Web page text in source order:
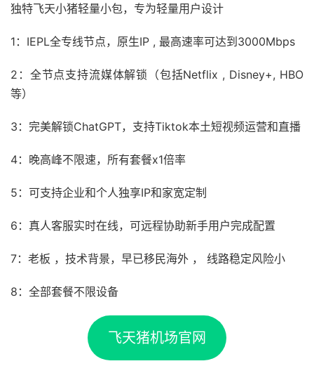
独特飞天小猪轻量小包，专为轻量用户设计
1：IEPL全专线节点，原生IP , 最高速率可达到3000Mbps
2：全节点支持流媒体解锁（包括Netflix , Disney+, HBO
等）
3：完美解锁ChatGPT，支持Tiktok本土短视频运营和直播
4：晚高峰不限速，所有套餐x1倍率
5：可支持企业和个人独享IP和家宽定制
6：真人客服实时在线，可远程协助新手用户完成配置
7：老板 ，技术背景，早已移民海外 ， 线路稳定风险小
8：全部套餐不限设备
飞天猪机场官网